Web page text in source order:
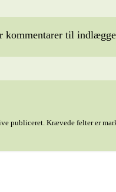
kommentarer til
publiceret. Krævede felter er